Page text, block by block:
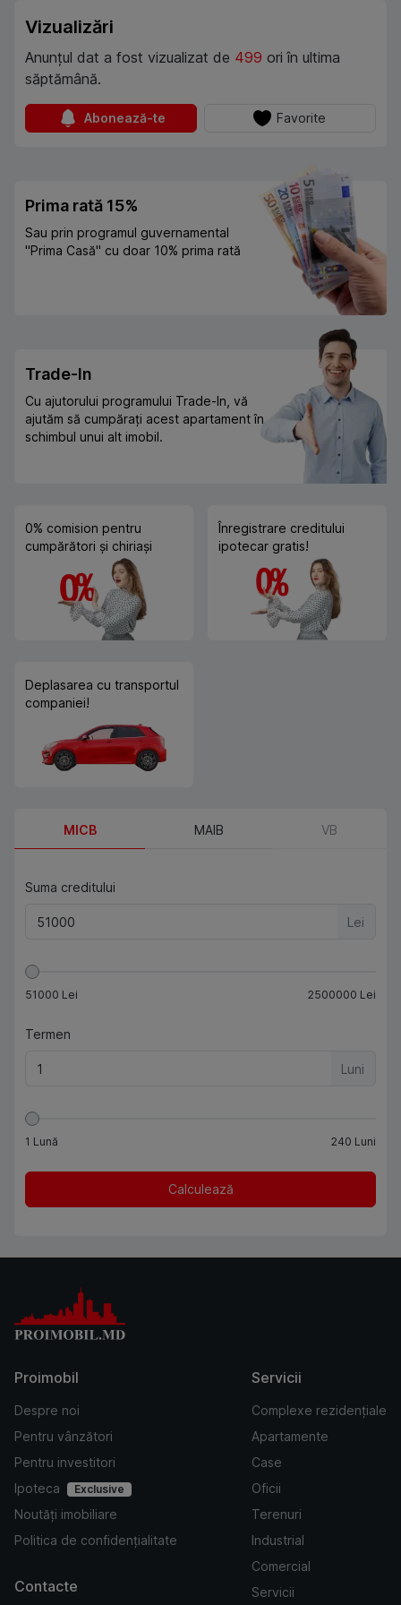
Vizualizări
Anunțul dat a fost vizualizat de 499 ori în ultima
săptămână.
Abonează-te Favorite
Prima rată 15%
Sau prin programul guvernamental
"Prima Casă" cu doar 10% prima rată
Trade-In
Cu ajutorului programului Trade-In, vă
ajutăm să cumpărați acest apartament în
schimbul unui alt imobil.
0% comision pentru
cumpărători și chiriași
Înregistrare creditului
ipotecar gratis!
Deplasarea cu transportul
companiei!
MICB MAIB VB
Suma creditului
Lei
51000 Lei 2500000 Lei
Termen
Luni
1 Lună 240 Luni
Calculează
Proimobil
Despre noi
Pentru vânzători
Pentru investitori
Ipoteca
Exclusive
Noutăți imobiliare
Politica de confidențialitate
Servicii
Complexe rezidențiale
Apartamente
Case
Oficii
Terenuri
Industrial
Comercial
Servicii
Contacte